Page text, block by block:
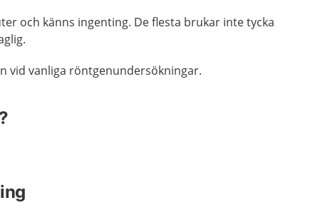
och känns ingenting. De flesta brukar inte tycka
vid vanliga röntgenundersökningar.